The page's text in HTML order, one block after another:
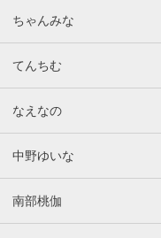
ちゃんみな
てんちむ
なえなの
中野ゆいな
南部桃伽